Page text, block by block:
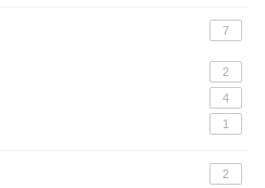
7
2
4
1
2